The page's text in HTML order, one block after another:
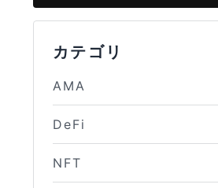
カテゴリ
AMA
DeFi
NFT